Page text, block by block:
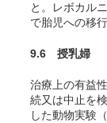
と。レボカル
で胎児への移
9.6 授乳婦
治療上の有益
続又は中止を
した動物実験